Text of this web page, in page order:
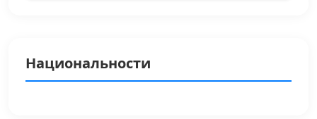
Национальности